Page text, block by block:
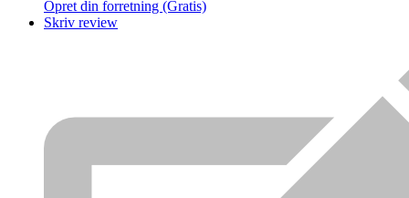
Opret din forretning (Gratis)
Skriv review